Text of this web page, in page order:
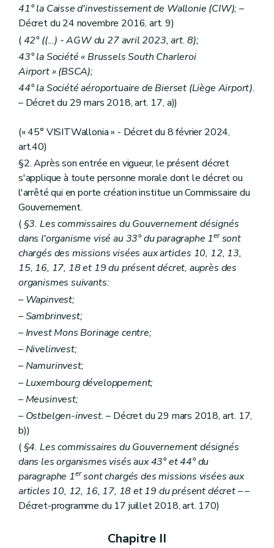
41° la Caisse d'investissement de Wallonie (CIW);–
Décret du 24 novembre 2016, art. 9)
(42° ((...) - AGW du 27 avril 2023, art. 8);
43° la Société « Brussels South Charleroi
Airport » (BSCA);
44° la Société aéroportuaire de Bierset (Liège Airport).
– Décret du 29 mars 2018, art. 17, a))
(« 45° VISITWallonia » - Décret du 8 février 2024,
art.40)
§2. Après son entrée en vigueur, le présent décret
s'applique à toute personne morale dont le décret ou
l'arrêté qui en porte création institue un Commissaire du
Gouvernement.
( §3. Les commissaires du Gouvernement désignés
dans l'organisme visé au 33° du paragraphe 1ersont
chargés des missions visées aux articles 10, 12, 13,
15, 16, 17, 18 et 19 du présent décret, auprès des
organismes suivants:
– Wapinvest;
– Sambrinvest;
– Invest Mons Borinage centre;
– Nivelinvest;
– Namurinvest;
– Luxembourg développement;
– Meusinvest;
– Ostbelgen-invest.– Décret du 29 mars 2018, art. 17,
b))
( §4. Les commissaires du Gouvernement désignés
dans les organismes visés aux 43° et 44° du
paragraphe 1ersont chargés des missions visées aux
articles 10, 12, 16, 17, 18 et 19 du présent décret– –
Décret-programme du 17 juillet 2018, art. 170)
Chapitre II